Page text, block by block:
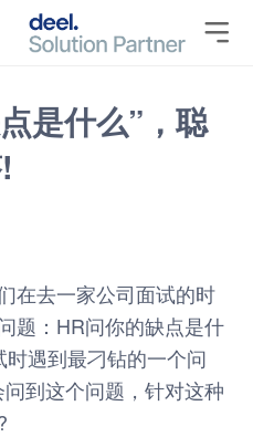

是什么”，聪
在去一家公司面试的时
题：HR问你的缺点是什
遇到最刁钻的一个问
到这个问题，针对这种